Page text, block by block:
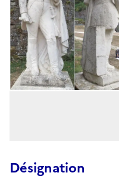
Désignation